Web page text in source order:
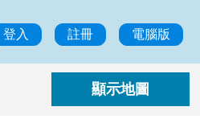
登入 註冊 電腦版